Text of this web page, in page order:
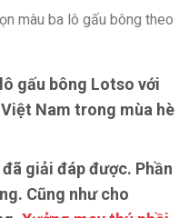
màu ba lô gấu bông theo
gấu bông Lotso với
Nam trong mùa hè
giải đáp được. Phần
Cũng như cho